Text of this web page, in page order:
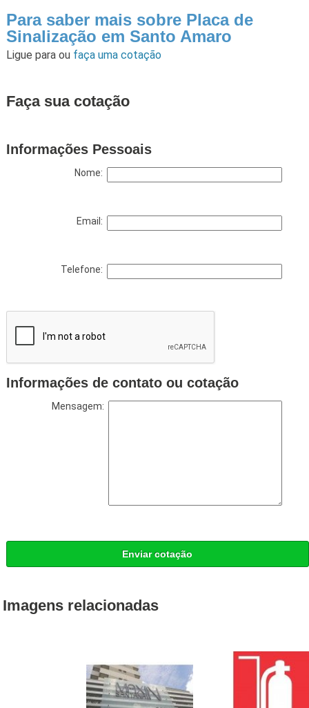
Para saber mais sobre Placa de
Sinalização em Santo Amaro
Ligue para ou faça uma cotação
Faça sua cotação
Informações Pessoais
Nome:
Email:
Telefone:
Informações de contato ou cotação
Mensagem:
Enviar cotação
Imagens relacionadas